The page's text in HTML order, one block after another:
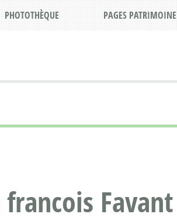
PHOTOTHÈQUE PAGES PATRIMOINE
Favant